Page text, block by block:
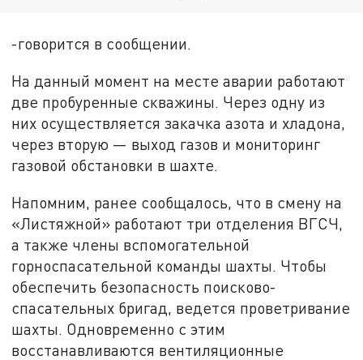
-говорится в сообщении.
На данный момент на месте аварии работают
две пробуренные скважины. Через одну из
них осуществляется закачка азота и хладона,
через вторую — выход газов и мониторинг
газовой обстановки в шахте.
Напомним, ранее сообщалось, что в смену на
«Листяжной» работают три отделения ВГСЧ,
а также члены вспомогательной
горноспасательной команды шахты. Чтобы
обеспечить безопасность поисково-
спасательных бригад, ведется проветривание
шахты. Одновременно с этим
восстанавливаются вентиляционные